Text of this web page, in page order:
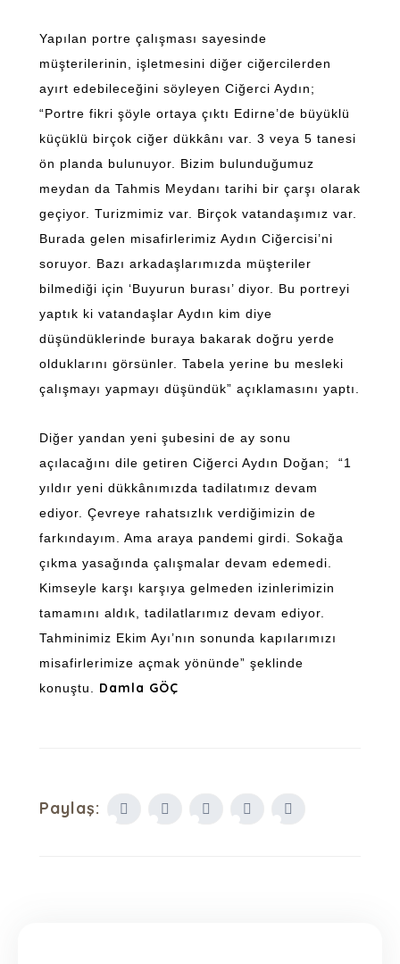
Yapılan portre çalışması sayesinde
müşterilerinin, işletmesini diğer ciğercilerden
ayırt edebileceğini söyleyen Ciğerci Aydın;
“Portre fikri şöyle ortaya çıktı Edirne’de büyüklü
küçüklü birçok ciğer dükkânı var. 3 veya 5 tanesi
ön planda bulunuyor. Bizim bulunduğumuz
meydan da Tahmis Meydanı tarihi bir çarşı olarak
geçiyor. Turizmimiz var. Birçok vatandaşımız var.
Burada gelen misafirlerimiz Aydın Ciğercisi’ni
soruyor. Bazı arkadaşlarımızda müşteriler
bilmediği için ‘Buyurun burası’ diyor. Bu portreyi
yaptık ki vatandaşlar Aydın kim diye
düşündüklerinde buraya bakarak doğru yerde
olduklarını görsünler. Tabela yerine bu mesleki
çalışmayı yapmayı düşündük” açıklamasını yaptı.
Diğer yandan yeni şubesini de ay sonu
açılacağını dile getiren Ciğerci Aydın Doğan; “1
yıldır yeni dükkânımızda tadilatımız devam
ediyor. Çevreye rahatsızlık verdiğimizin de
farkındayım. Ama araya pandemi girdi. Sokağa
çıkma yasağında çalışmalar devam edemedi.
Kimseyle karşı karşıya gelmeden izinlerimizin
tamamını aldık, tadilatlarımız devam ediyor.
Tahminimiz Ekim Ayı’nın sonunda kapılarımızı
misafirlerimize açmak yönünde” şeklinde
konuştu. Damla GÖÇ
Paylaş: